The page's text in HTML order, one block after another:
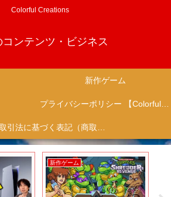
Colorful Creations
コンテンツ・ビジネス
新作ゲーム
プライバシーポリシー 【Colorful Creation】
特定商取引法に基づく表記（商取引に関する開示）
新作ゲーム